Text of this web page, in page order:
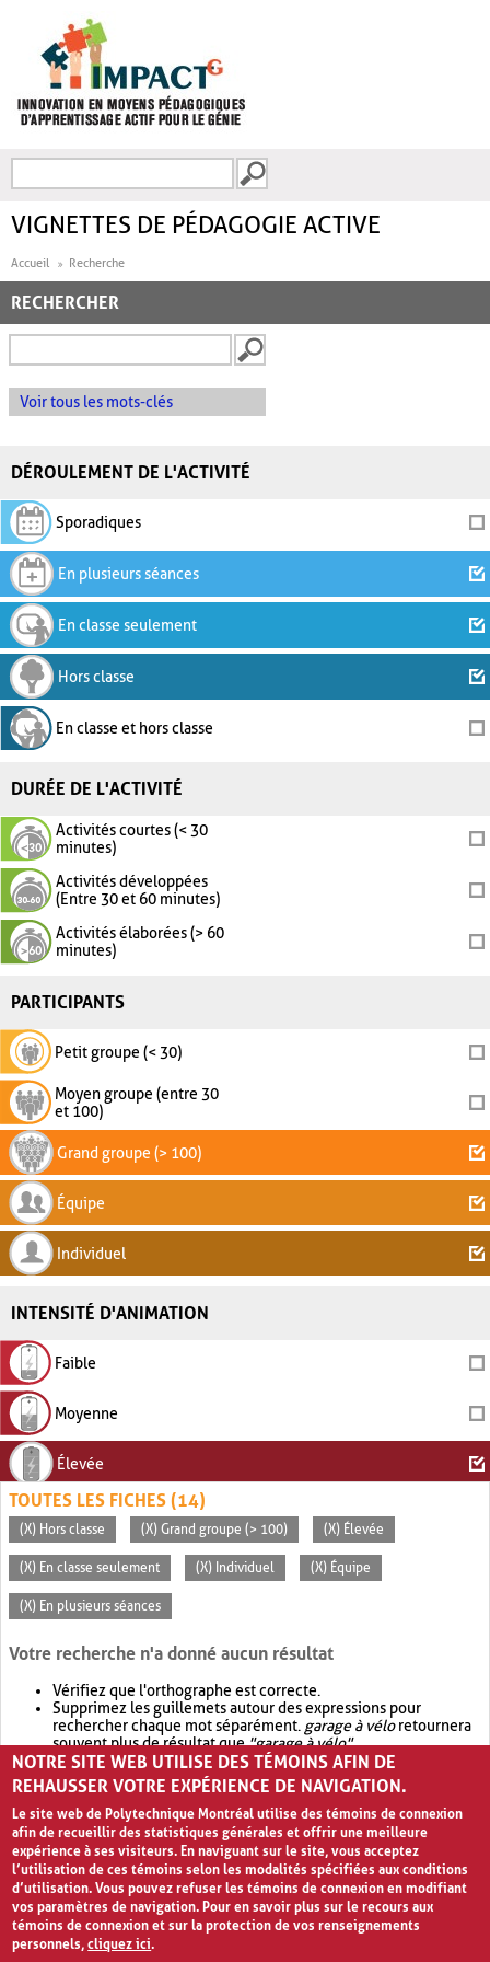
FORMULAIRE DE
VIGNETTES DE PÉDAGOGIE ACTIVE
Accueil Recherche
RECHERCHER
Voir tous les mots-clés
DÉROULEMENT DE L'ACTIVITÉ
Sporadiques
En plusieurs séances
En classe seulement
Hors classe
En classe et hors classe
DURÉE DE L'ACTIVITÉ
Activités courtes (< 30
minutes)
Activités développées
(Entre 30 et 60 minutes)
Activités élaborées (> 60
minutes)
PARTICIPANTS
Petit groupe (< 30)
Moyen groupe (entre 30
et 100)
Grand groupe (> 100)
Équipe
Individuel
INTENSITÉ D'ANIMATION
Faible
Moyenne
Élevée
TOUTES LES FICHES (14)
(X) Hors classe (X) Grand groupe (> 100) (X) Élevée
(X) En classe seulement (X) Individuel (X) Équipe
(X) En plusieurs séances
Votre recherche n'a donné aucun résultat
Vérifiez que l'orthographe est correcte.
Supprimez les guillemets autour des expressions pour
rechercher chaque mot séparément. garage à véloretournera
souvent plus de résultat que"garage à vélo".
Envisagez d'élargir votre recherche avec OR.garage OR vélo
retournera souvent plus de résultat quegarage à vélo
NOTRE SITE WEB UTILISE DES TÉMOINS AFIN DE
REHAUSSER VOTRE EXPÉRIENCE DE NAVIGATION.
Le site web de Polytechnique Montréal utilise des témoins de connexion
afin de recueillir des statistiques générales et offrir une meilleure
expérience à ses visiteurs. En naviguant sur le site, vous acceptez
l’utilisation de ces témoins selon les modalités spécifiées aux conditions
d’utilisation. Vous pouvez refuser les témoins de connexion en modifiant
vos paramètres de navigation. Pour en savoir plus sur le recours aux
témoins de connexion et sur la protection de vos renseignements
personnels,cliquez ici.